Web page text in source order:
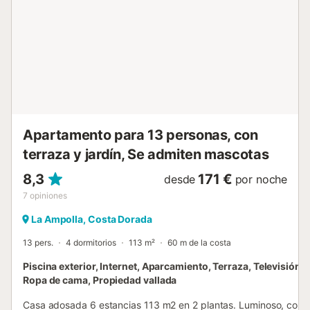
Apartamento para 13 personas, con
terraza y jardín, Se admiten mascotas
8,3
7 opiniones
desde 171 € por noche
La Ampolla, Costa Dorada
13 pers. 4 dormitorios 113 m² 60 m de la costa
Piscina exterior, Internet, Aparcamiento, Terraza, Televisión,
Ropa de cama, Propiedad vallada
Casa adosada 6 estancias 113 m2 en 2 plantas. Luminoso, con